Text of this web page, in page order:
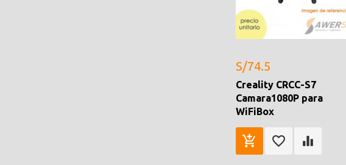
S/74.5
Creality CRCC-S7
Camara1080P para
WiFiBox